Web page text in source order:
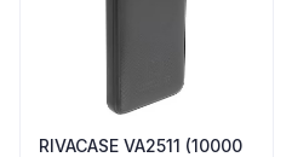
RIVACASE VA2511 (10000